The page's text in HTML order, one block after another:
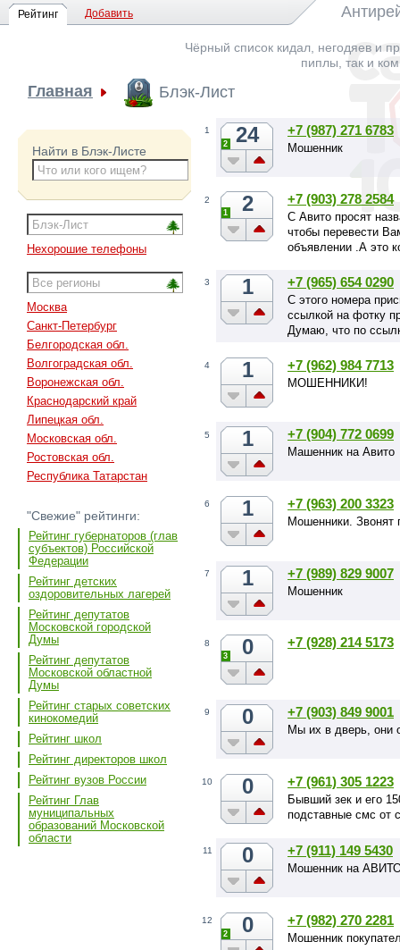
Рейтинг Добавить
Чёрный список кидал, негодяев и
пиплы, так и
Главная Блэк-Лист
Найти в Блэк-Листе
Нехорошие телефоны
Москва
Санкт-Петербург
Белгородская обл.
Волгоградская обл.
Воронежская обл.
Краснодарский край
Липецкая обл.
Московская обл.
Ростовская обл.
Республика Татарстан
"Свежие" рейтинги:
Рейтинг губернаторов (глав
субъектов) Российской
Федерации
Рейтинг детских
оздоровительных лагерей
Рейтинг депутатов
Московской городской
Думы
Рейтинг депутатов
Московской областной
Думы
Рейтинг старых советских
кинокомедий
Рейтинг школ
Рейтинг директоров школ
Рейтинг вузов России
Рейтинг Глав
муниципальных
образований Московской
области
1 24
2
+7 (987) 271 6783
Мошенник
2 2
1
+7 (903) 278 2584
С Авито просят
чтобы перевести
объявлении .А это
3 1 +7 (965) 654 0290
С этого номера
ссылкой на фотку
Думаю, что по
4 1 +7 (962) 984 7713
МОШЕННИКИ!
5 1 +7 (904) 772 0699
Машенник на Авито
6 1 +7 (963) 200 3323
Мошенники. Звонят
7 1 +7 (989) 829 9007
Мошенник
8 0
3
+7 (928) 214 5173
9 0 +7 (903) 849 9001
Мы их в дверь, они
10 0 +7 (961) 305 1223
Бывший зек и его
подставные смс от
11 0 +7 (911) 149 5430
Мошенник на
12 0
2
+7 (982) 270 2281
Мошенник